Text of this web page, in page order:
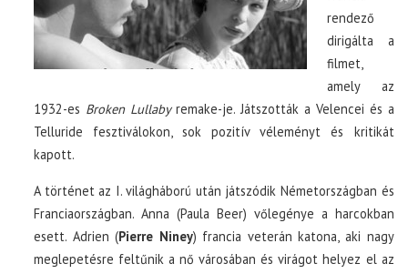
rendező
dirigálta a
filmet,
amely az
1932-es Broken Lullabyremake-je. Játszották a Velencei és a
Telluride fesztiválokon, sok pozitív véleményt és kritikát
kapott.
A történet az I. világháború után játszódik Németországban és
Franciaországban. Anna (Paula Beer) vőlegénye a harcokban
esett. Adrien (Pierre Niney) francia veterán katona, aki nagy
meglepetésre feltűnik a nő városában és virágot helyez el az